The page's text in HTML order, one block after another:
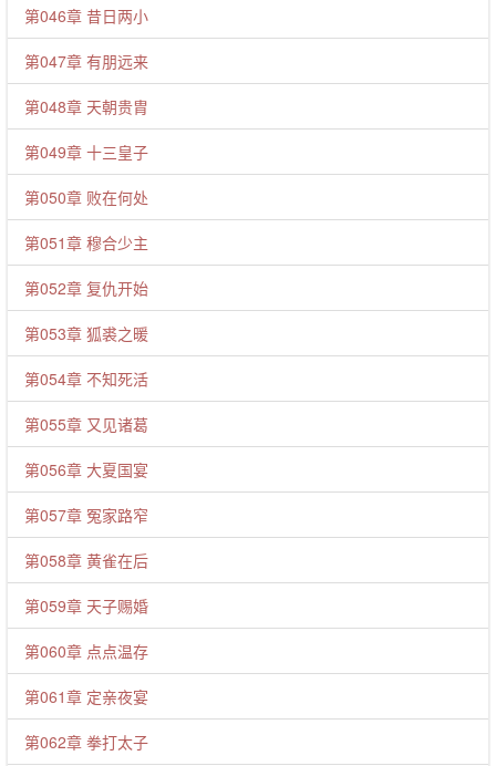
第046章 昔日两小
第047章 有朋远来
第048章 天朝贵胄
第049章 十三皇子
第050章 败在何处
第051章 穆合少主
第052章 复仇开始
第053章 狐裘之暖
第054章 不知死活
第055章 又见诸葛
第056章 大夏国宴
第057章 冤家路窄
第058章 黄雀在后
第059章 天子赐婚
第060章 点点温存
第061章 定亲夜宴
第062章 拳打太子